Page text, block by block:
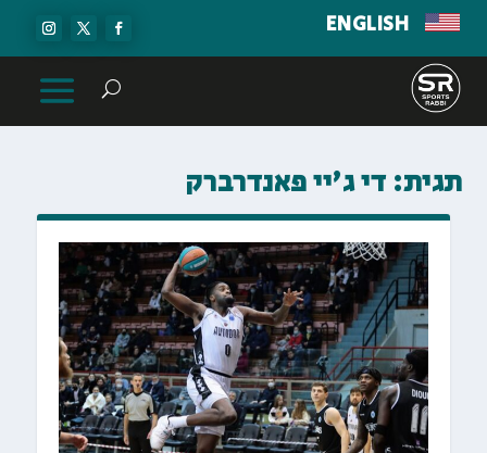
ENGLISH
תגית:די ג'יי פאנדרברק